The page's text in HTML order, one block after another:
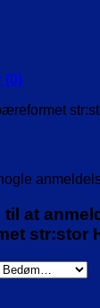
(0)
at
str:stor